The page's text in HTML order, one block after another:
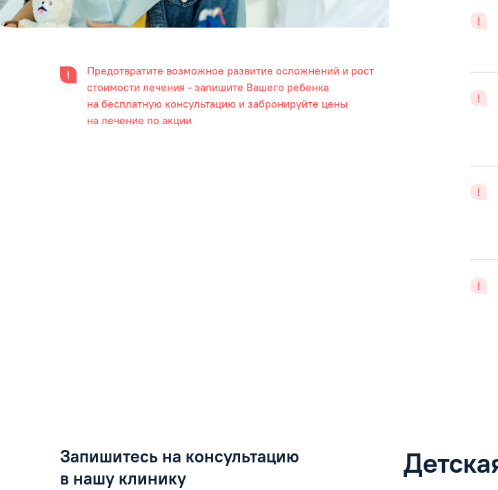
Предотвратите возможное развитие осложнений и рост
стоимости лечения - запишите Вашего ребенка
на бесплатную консультацию и забронируйте цены
на лечение по акции
Запишитесь на консультацию
в нашу клинику